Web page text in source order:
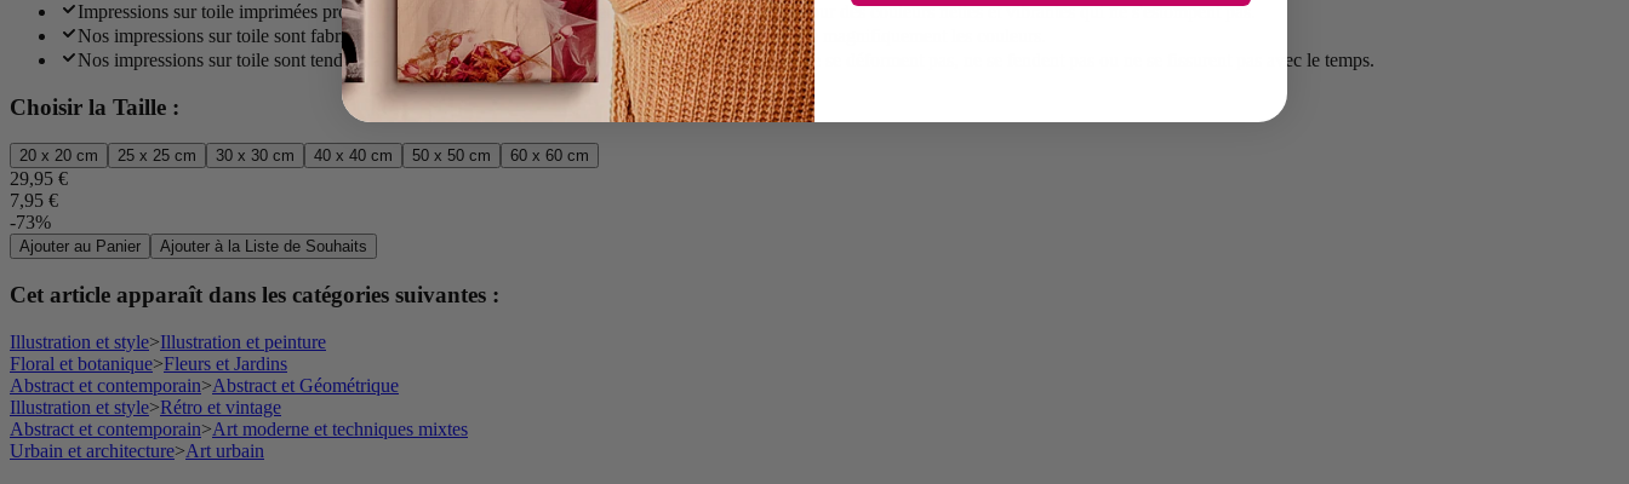
Impressions sur toile imprimées professionnellement en utilisant des encres résistantes aux UV pour des couleurs nettes et vibrantes qui ne s'estompent pas.
Nos impressions sur toile sont fabriquées à partir d'un mélange durable de polycotton qui absorbe magnifiquement les couleurs.
Nos impressions sur toile sont tendues à la main sur un épais cadre en pin, garantissant qu'elles ne se déforment pas, ne se fendent pas ou ne se fissurent pas avec le temps.
Choisir la Taille :
20 x 20 cm 25 x 25 cm 30 x 30 cm 40 x 40 cm 50 x 50 cm 60 x 60 cm
29,95 €
7,95 €
-73%
Ajouter au Panier Ajouter à la Liste de Souhaits
Cet article apparaît dans les catégories suivantes :
Illustration et style>Illustration et peinture
Floral et botanique>Fleurs et Jardins
Abstract et contemporain>Abstract et Géométrique
Illustration et style>Rétro et vintage
Abstract et contemporain>Art moderne et techniques mixtes
Urbain et architecture>Art urbain